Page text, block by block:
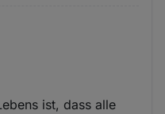
ist, dass alle